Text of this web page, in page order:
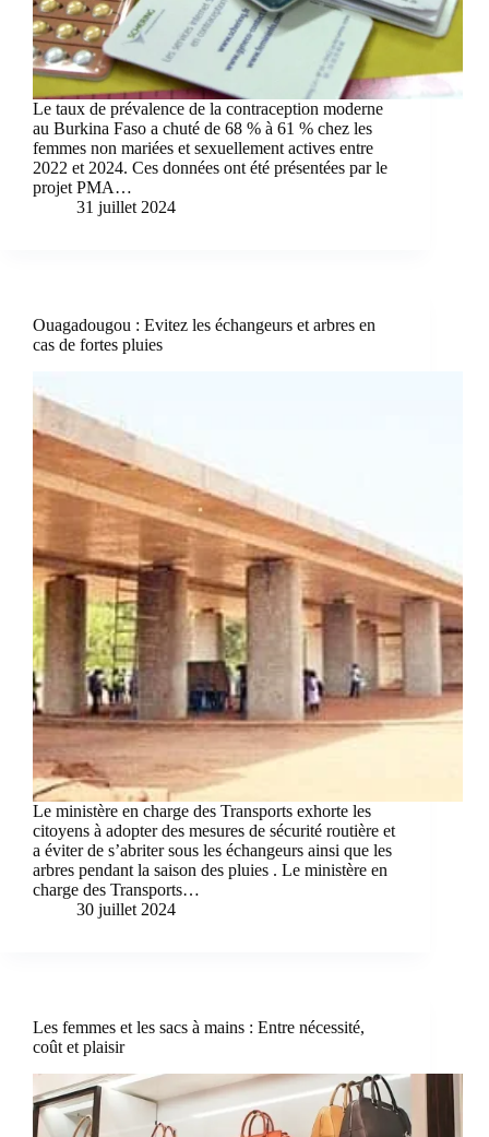
Le taux de prévalence de la contraception moderne
au Burkina Faso a chuté de 68 % à 61 % chez les
femmes non mariées et sexuellement actives entre
2022 et 2024. Ces données ont été présentées par le
projet PMA…
31 juillet 2024
Ouagadougou : Evitez les échangeurs et arbres en
cas de fortes pluies
Le ministère en charge des Transports exhorte les
citoyens à adopter des mesures de sécurité routière et
a éviter de s’abriter sous les échangeurs ainsi que les
arbres pendant la saison des pluies . Le ministère en
charge des Transports…
30 juillet 2024
Les femmes et les sacs à mains : Entre nécessité,
coût et plaisir